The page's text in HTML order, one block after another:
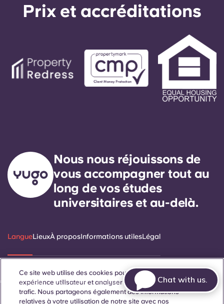
Prix ​​et accréditations
Nous nous réjouissons de
vous accompagner tout au
long de vos études
universitaires et au-delà.
LangueLieuxÀ proposInformations utilesLégal
Català Deutsch Italian French Portuguese
Ce site web utilise des cookies pour améliorer votre
expérience utilisateur et analyser les performances et le
trafic. Nous partageons également des informations
relatives à votre utilisation de notre site avec nos
Chat with us.